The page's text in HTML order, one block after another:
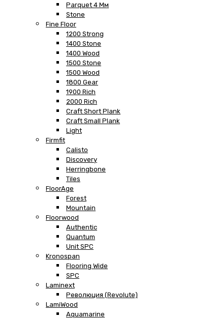
Parquet 4 Мм
Stone
Fine Floor
1200 Strong
1400 Stone
1400 Wood
1500 Stone
1500 Wood
1800 Gear
1900 Rich
2000 Rich
Craft Short Plank
Craft Small Plank
Light
Firmfit
Calisto
Discovery
Herringbone
Tiles
FloorAge
Forest
Mountain
Floorwood
Authentic
Quantum
Unit SPC
Kronospan
Flooring Wide
SPC
Laminext
Революция (Revolute)
LamiWood
Aquamarine